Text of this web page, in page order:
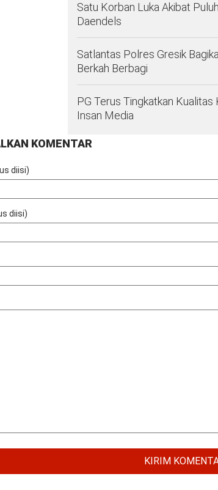
Satu Korban Luka Akibat
Daendels
Satlantas Polres Gresik
Berkah Berbagi
PG Terus Tingkatkan
Insan Media
KOMENTAR
diisi)
diisi)